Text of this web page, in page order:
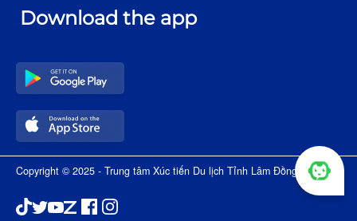
Download the app
Copyright © 2025 - Trung tâm Xúc tiến Du lịch Tỉnh Lâm Đồng